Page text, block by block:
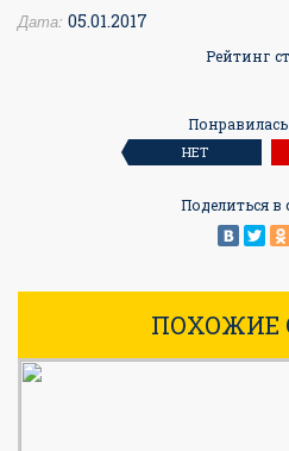
Дата: 05.01.2017
Рейтинг
Понравилась
НЕТ
Поделиться в
ПОХОЖИЕ